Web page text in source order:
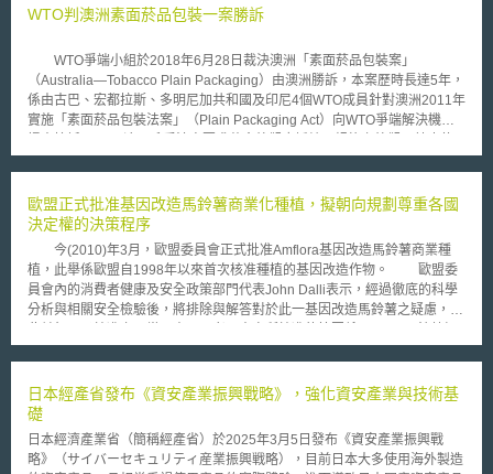
遞的訊息可能會背離歐盟資料與隱私保護相關法律。 根據歐盟的隱私
須取得使用人同意。這項指令亦要求ISP業者必須採取適當的技術、組織措
施以確保資料的安全。承此，Hustinx就網路中立性所提出的意見，即為前
述指令之例外，亦即ISP業者在確保網路順暢及監督是否有干擾時，其監控
行為無須使用者同意。但若為限制某些服務，例如檔案交換，而進行的監控
查時，亦應謹慎為之，不違反比例性原則。
WTO判澳洲素面菸品包裝一案勝訴
WTO爭端小組於2018年6月28日裁決澳洲「素面菸品包裝案」
（Australia—Tobacco Plain Packaging）由澳洲勝訴，本案歷時長達5年，
係由古巴、宏都拉斯、多明尼加共和國及印尼4個WTO成員針對澳洲2011年
實施「素面菸品包裝法案」（Plain Packaging Act）向WTO爭端解決機構
用具識別性鮮明的顏色，不得出現任何具有宣傳效果之商標或印記，僅能以
菸盒面積正面75%，背面90%，以達降低國內吸菸人口、保護國民健康之目
的。 原告方認為法案侵害菸商使用商標權利，能否有效達到減緩菸害
主張與證據，認定澳洲法律係透過減少菸品使用、改善公眾健康目的，手段
與目的之間具合理關聯性，駁回原告主張其他替代措施具同等效果的訴求、
侵犯商標違反智慧財產權的論點。 此案被視為全球公共健康衛生政策
與貿易衝突之指標性案件，目前法國、匈牙利、愛爾蘭、紐西蘭、挪威、斯
開先例，不利於商標權保護與發展。
歐盟正式批准基因改造馬鈴薯商業化種植，擬朝向規劃尊重各國
決定權的決策程序
今(2010)年3月，歐盟委員會正式批准Amflora基因改造馬鈴薯商業種
植，此舉係歐盟自1998年以來首次核准種植的基因改造作物。 歐盟委
員會內的消費者健康及安全政策部門代表John Dalli表示，經過徹底的科學
分析與相關安全檢驗後，將排除與解答對於此一基因改造馬鈴薯之疑慮，因
處理過後作為穀物飼料之用，將不會提供作為人類食品使用。此外，未來歐
這將涉及多種歐盟委員會先前所核准的基因改造玉米品種，如MON810、
MON863及NK603等。 但事實上，各界仍對於本次核准的Amflora馬鈴
此，去(2009)年6月間，歐盟食品安全管理局(European Food Safety
Authority，簡稱EFSA)內的科學小組已再次進行安全檢驗，最後指出，以目
日本經產省發布《資安產業振興戰略》，強化資安產業與技術基
礎
日本經濟產業省（簡稱經產省）於2025年3月5日發布《資安產業振興戰
略》（サイバーセキュリティ産業振興戦略），目前日本大多使用海外製造